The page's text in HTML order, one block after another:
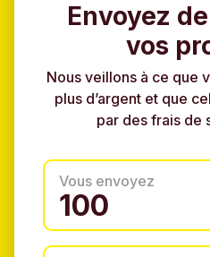
Envoyez
vos
Nous veillons à ce que
plus d’argent et que
par des frais de
Vous envoyez